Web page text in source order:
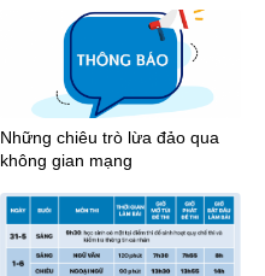
Những chiêu trò lừa đảo qua
không gian mạng